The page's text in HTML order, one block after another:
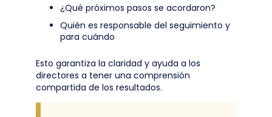
¿Qué próximos pasos se acordaron?
Quién es responsable del seguimiento y
para cuándo
Esto garantiza la claridad y ayuda a los
directores a tener una comprensión
compartida de los resultados.